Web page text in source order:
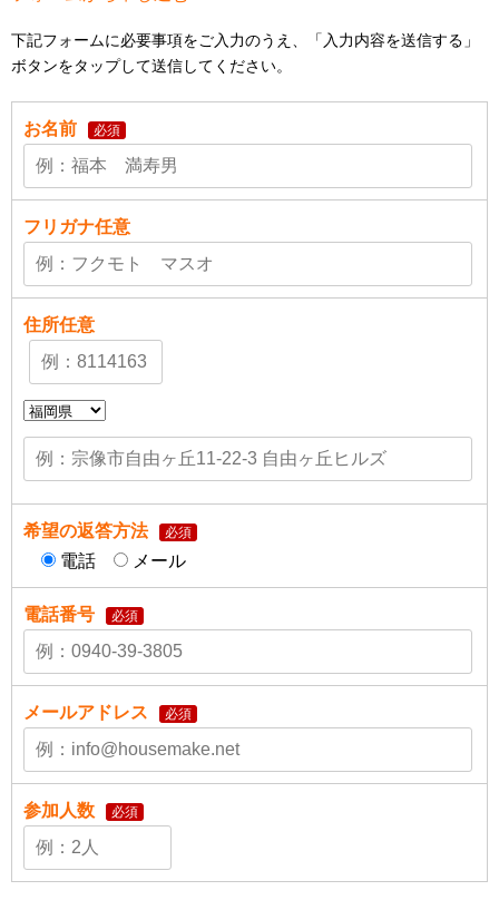
下記フォームに必要事項をご入力のうえ、「入力内容を送信する」
ボタンをタップして送信してください。
お名前 必須
フリガナ任意
住所任意
希望の返答方法 必須
電話 メール
電話番号 必須
メールアドレス 必須
参加人数 必須